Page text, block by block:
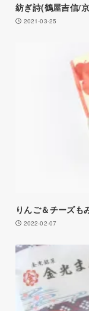
紡ぎ詩(鶴屋吉信/
2021-03-25
りんご＆チーズも
2022-02-07